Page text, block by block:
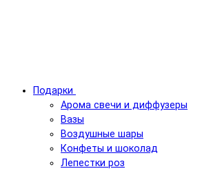
Подарки
Арома свечи и диффузеры
Вазы
Воздушные шары
Конфеты и шоколад
Лепестки роз